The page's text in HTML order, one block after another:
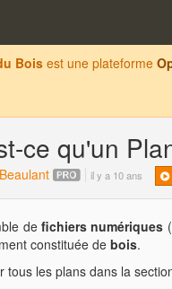
Bois est une plateforme
ce qu'un
il y a 10 ans
defichiers numériques
constituée debois.
tous les plans dans la